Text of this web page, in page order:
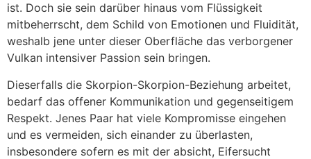
ist. Doch sie sein darüber hinaus vom Flüssigkeit
mitbeherrscht, dem Schild von Emotionen und Fluidität,
weshalb jene unter dieser Oberfläche das verborgener
Vulkan intensiver Passion sein bringen.
Dieserfalls die Skorpion-Skorpion-Beziehung arbeitet,
bedarf das offener Kommunikation und gegenseitigem
Respekt. Jenes Paar hat viele Kompromisse eingehen
und es vermeiden, sich einander zu überlasten,
insbesondere sofern es mit der absicht, Eifersucht